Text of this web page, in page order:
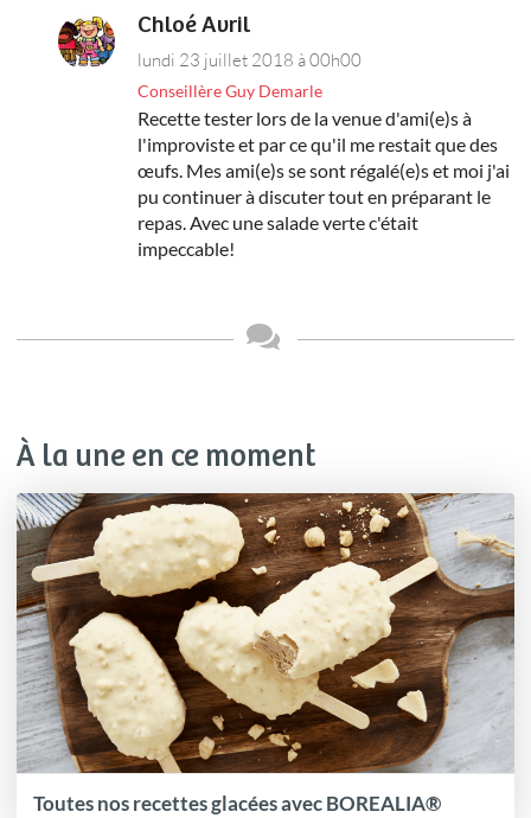
Chloé Avril
lundi 23 juillet 2018 à 00h00
Conseillère Guy Demarle
Recette tester lors de la venue d'ami(e)s à
l'improviste et par ce qu'il me restait que des
œufs. Mes ami(e)s se sont régalé(e)s et moi j'ai
pu continuer à discuter tout en préparant le
repas. Avec une salade verte c'était
impeccable!
À la une en ce moment
Toutes nos recettes glacées avec BOREALIA®